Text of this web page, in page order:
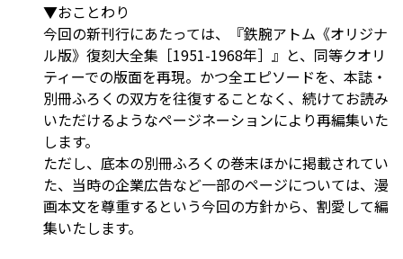
▼おことわり
今回の新刊行にあたっては、『鉄腕アトム《オリジナ
ル版》復刻大全集［1951-1968年］』と、同等クオリ
ティーでの版面を再現。かつ全エピソードを、本誌・
別冊ふろくの双方を往復することなく、続けてお読み
いただけるようなページネーションにより再編集いた
します。
ただし、底本の別冊ふろくの巻末ほかに掲載されてい
た、当時の企業広告など一部のページについては、漫
画本文を尊重するという今回の方針から、割愛して編
集いたします。